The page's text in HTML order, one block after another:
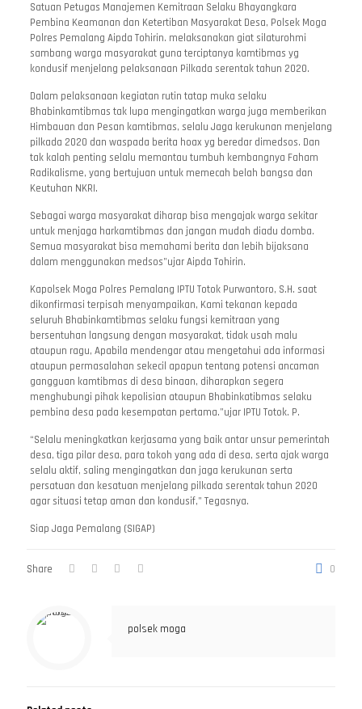
Satuan Petugas Manajemen Kemitraan Selaku Bhayangkara
Pembina Keamanan dan Ketertiban Masyarakat Desa, Polsek Moga
Polres Pemalang Aipda Tohirin. melaksanakan giat silaturohmi
sambang warga masyarakat guna terciptanya kamtibmas yg
kondusif menjelang pelaksanaan Pilkada serentak tahun 2020.
Dalam pelaksanaan kegiatan rutin tatap muka selaku
Bhabinkamtibmas tak lupa mengingatkan warga juga memberikan
Himbauan dan Pesan kamtibmas, selalu Jaga kerukunan menjelang
pilkada 2020 dan waspada berita hoax yg beredar dimedsos. Dan
tak kalah penting selalu memantau tumbuh kembangnya Faham
Radikalisme, yang bertujuan untuk memecah belah bangsa dan
Keutuhan NKRI.
Sebagai warga masyarakat diharap bisa mengajak warga sekitar
untuk menjaga harkamtibmas dan jangan mudah diadu domba.
Semua masyarakat bisa memahami berita dan lebih bijaksana
dalam menggunakan medsos”ujar Aipda Tohirin.
Kapolsek Moga Polres Pemalang IPTU Totok Purwantoro, S.H. saat
dikonfirmasi terpisah menyampaikan, Kami tekanan kepada
seluruh Bhabinkamtibmas selaku fungsi kemitraan yang
bersentuhan langsung dengan masyarakat, tidak usah malu
ataupun ragu, Apabila mendengar atau mengetahui ada informasi
ataupun permasalahan sekecil apapun tentang potensi ancaman
gangguan kamtibmas di desa binaan, diharapkan segera
menghubungi pihak kepolisian ataupun Bhabinkatibmas selaku
pembina desa pada kesempatan pertama.”ujar IPTU Totok. P.
“Selalu meningkatkan kerjasama yang baik antar unsur pemerintah
desa, tiga pilar desa, para tokoh yang ada di desa, serta ajak warga
selalu aktif, saling mengingatkan dan jaga kerukunan serta
persatuan dan kesatuan menjelang pilkada serentak tahun 2020
agar situasi tetap aman dan kondusif,” Tegasnya.
Siap Jaga Pemalang (SIGAP)
Share 0
polsek moga